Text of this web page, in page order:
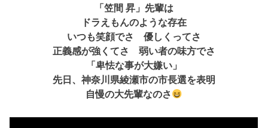
「笠間 昇」先輩は
ドラえもんのような存在
いつも笑顔でさ 優しくってさ
正義感が強くてさ 弱い者の味方でさ
「卑怯な事が大嫌い」
先日、神奈川県綾瀬市の市長選を表明
自慢の大先輩なのさ